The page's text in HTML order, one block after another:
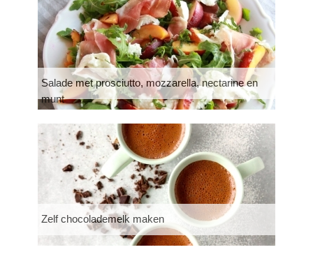
Salade met prosciutto, mozzarella, nectarine en
munt
Zelf chocolademelk maken